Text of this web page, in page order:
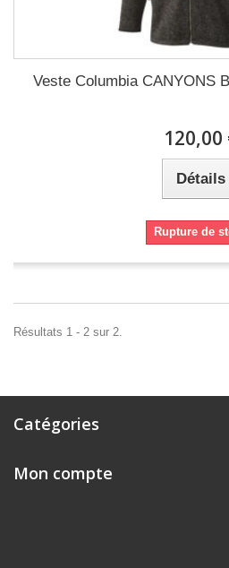
Veste Columbia CANYONS
120,00
Détails
Rupture de
Résultats 1 - 2 sur 2.
Catégories
Mon compte